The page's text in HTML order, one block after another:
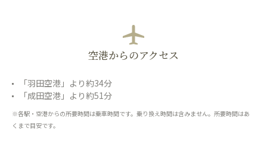
空港からのアクセス
「羽田空港」より約34分
「成田空港」より約51分
※各駅・空港からの所要時間は乗車時間です。乗り換え時間は含みません。所要時間はあ
くまで目安です。